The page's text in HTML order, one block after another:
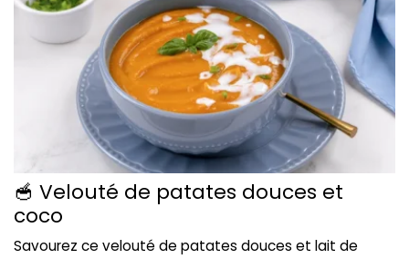
🥣 Velouté de patates douces et
coco
Savourez ce velouté de patates douces et lait de